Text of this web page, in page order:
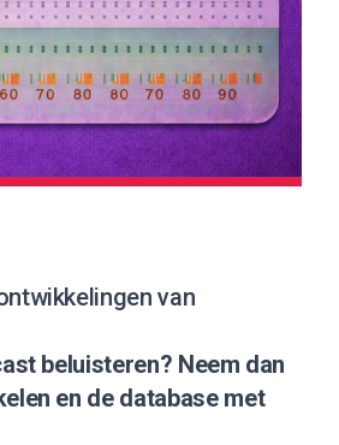
van
beluisteren? Neem dan
en de database met